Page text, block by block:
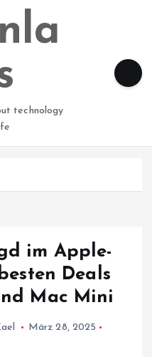
technology
im Apple-
Deals
Mac Mini
März 28, 2025